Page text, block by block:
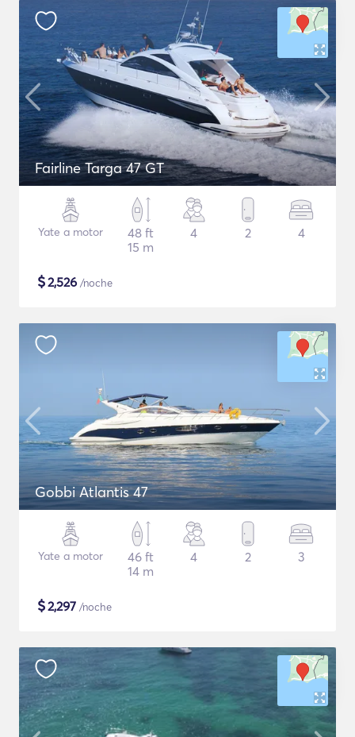
Fairline Targa 47 GT
Yate a motor
48 ft
15 m
4 2 4
$2,526 /noche
Gobbi Atlantis 47
Yate a motor
46 ft
14 m
4 2 3
$2,297 /noche